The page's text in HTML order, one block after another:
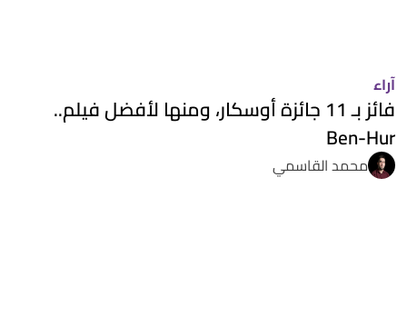
آراء
فائز بـ 11 جائزة أوسكار، ومنها لأفضل فيلم..
Ben-Hur
محمد القاسمي